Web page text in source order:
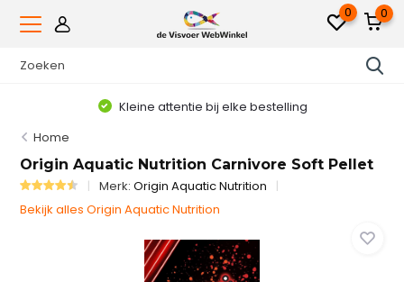
0 0
Kleine attentie bij elke bestelling
Home
Origin Aquatic Nutrition Carnivore Soft Pellet
Merk:Origin Aquatic Nutrition
Bekijk alles Origin Aquatic Nutrition